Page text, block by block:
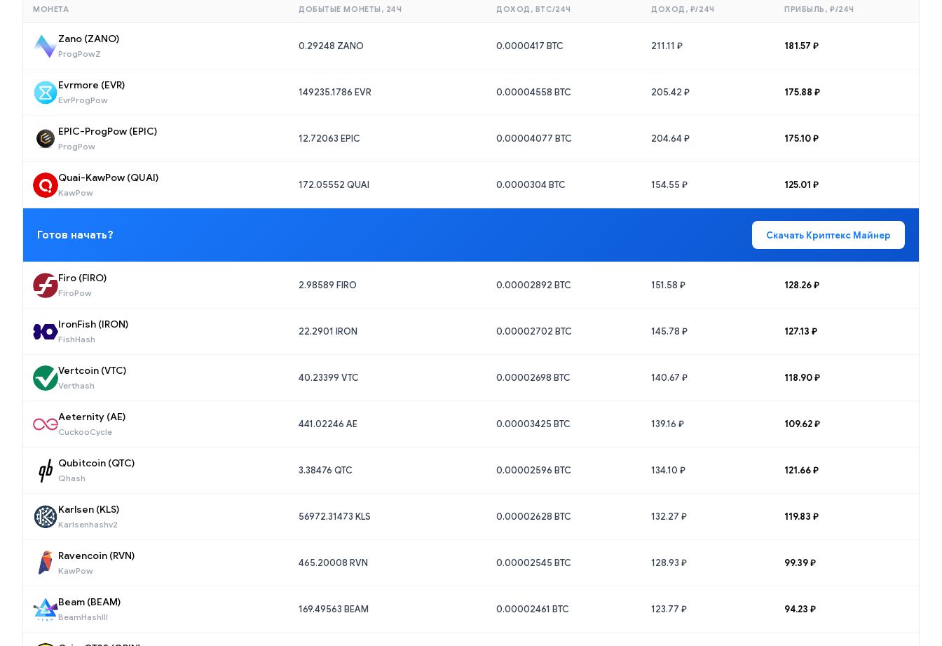
МОНЕТА ДОБЫТЫЕ МОНЕТЫ, 24Ч ДОХОД, BTC/24Ч ДОХОД, ₽/24Ч ПРИБЫЛЬ, ₽/24Ч
Zano (ZANO)
ProgPowZ
0.29248 ZANO 0.0000417 BTC 211.11 ₽ 181.57 ₽
Evrmore (EVR)
EvrProgPow
149235.1786 EVR 0.00004558 BTC 205.42 ₽ 175.88 ₽
EPIC-ProgPow (EPIC)
ProgPow
12.72063 EPIC 0.00004077 BTC 204.64 ₽ 175.10 ₽
Quai-KawPow (QUAI)
KawPow
172.05552 QUAI 0.0000304 BTC 154.55 ₽ 125.01 ₽
Готов начать? Скачать Криптекс Майнер
Firo (FIRO)
FiroPow
2.98589 FIRO 0.00002892 BTC 151.58 ₽ 128.26 ₽
IronFish (IRON)
FishHash
22.2901 IRON 0.00002702 BTC 145.78 ₽ 127.13 ₽
Vertcoin (VTC)
Verthash
40.23399 VTC 0.00002698 BTC 140.67 ₽ 118.90 ₽
Aeternity (AE)
CuckooCycle
441.02246 AE 0.00003425 BTC 139.16 ₽ 109.62 ₽
Qubitcoin (QTC)
Qhash
3.38476 QTC 0.00002596 BTC 134.10 ₽ 121.66 ₽
Karlsen (KLS)
Karlsenhashv2
56972.31473 KLS 0.00002628 BTC 132.27 ₽ 119.83 ₽
Ravencoin (RVN)
KawPow
465.20008 RVN 0.00002545 BTC 128.93 ₽ 99.39 ₽
Beam (BEAM)
BeamHashIII
169.49563 BEAM 0.00002461 BTC 123.77 ₽ 94.23 ₽